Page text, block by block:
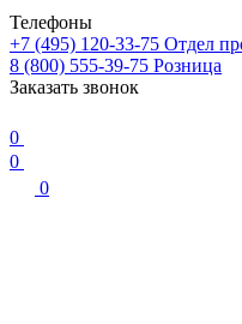
Телефоны
+7 (495) 120-33-75 Отдел
8 (800) 555-39-75 Розница
Заказать звонок
0
0
0